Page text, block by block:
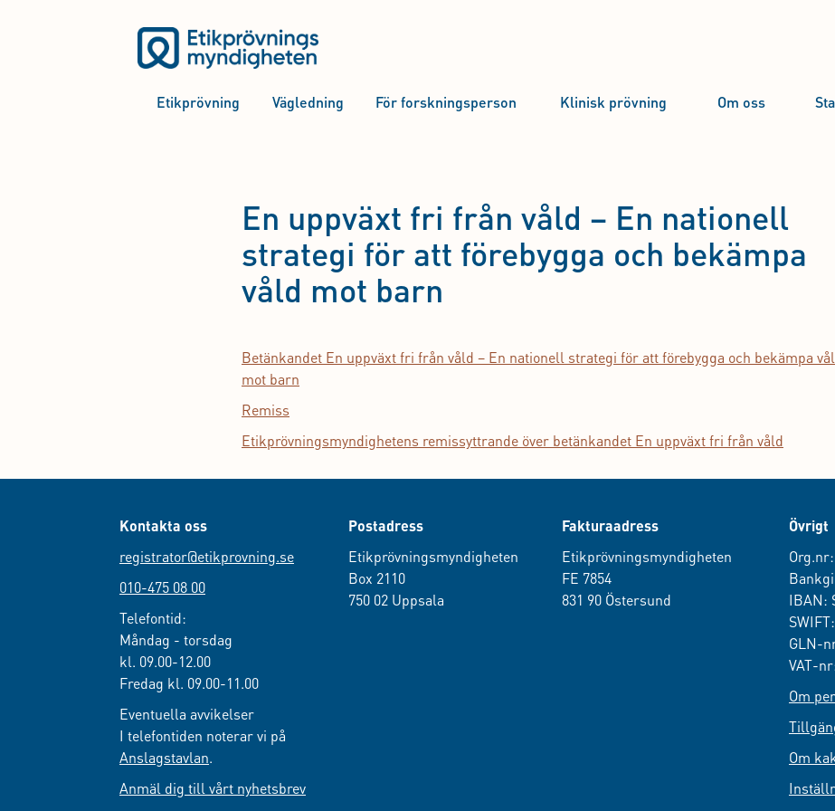
Etikprövning Vägledning För forskningsperson Klinisk prövning Om oss
En uppväxt fri från våld – En nationell
strategi för att förebygga och bekämpa
våld mot barn
Betänkandet En uppväxt fri från våld – En nationell strategi för att förebygga och bekämpa
mot barn
Remiss
Etikprövningsmyndighetens remissyttrande över betänkandet En uppväxt fri från våld
Kontakta oss
registrator@etikprovning.se
010-475 08 00
Telefontid:
Måndag - torsdag
kl. 09.00-12.00
Fredag kl. 09.00-11.00
Eventuella avvikelser
I telefontiden noterar vi på
Anslagstavlan.
Anmäl dig till vårt nyhetsbrev
Postadress
Etikprövningsmyndigheten
Box 2110
750 02 Uppsala
Fakturaadress
Etikprövningsmyndigheten
FE 7854
831 90 Östersund
Övrigt
IBAN:
GLN-
VAT-
Om
Om